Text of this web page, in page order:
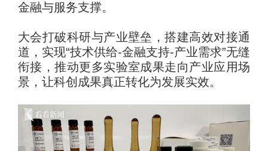
金融与服务支撑。
大会打破科研与产业壁垒，搭建高效对接通
道，实现“技术供给-金融支持-产业需求”无缝
衔接，推动更多实验室成果走向产业应用场
景，让科创成果真正转化为发展实效。